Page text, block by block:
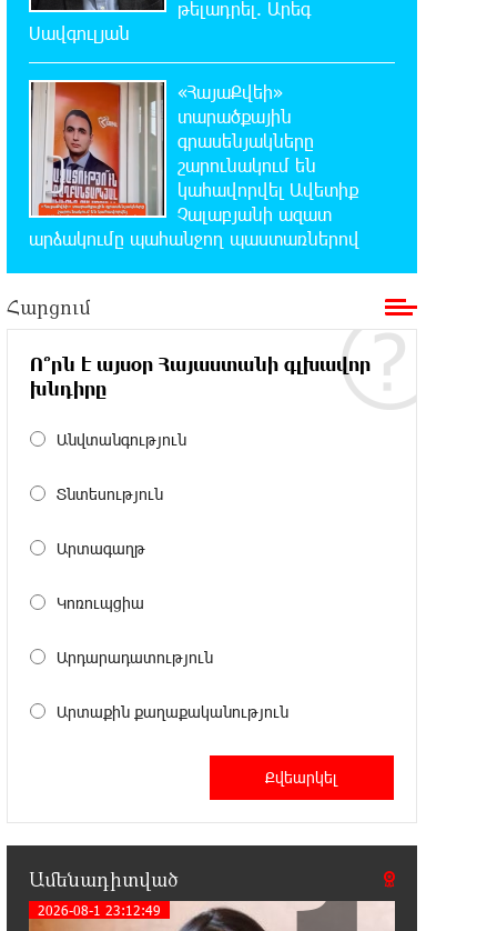
23:41:24 7-08-2026
մաքրման աշխատանքներ
23:22:54 7-08-2026
Իտալական Սիցիլիա կղզում
ժայթքել է Էտնա հրաբուխը
22:59:55 7-08-2026
Պայթյուն՝ Իրանում․ հաղորդվում է
զոհերի ու վիրավորների մասին
22:40:18 7-08-2026
«Ռեալը» հայտարարել է
Դիոմանդեի տրանսֆերի մասին
22:21:15 7-08-2026
Cherokee»-ն և «Toyota Camry»-ն
22:03:58 7-08-2026
օգտագործել Starlink-ը
Երևանում և մարզերում
փորձել ինքնասպան լինել
թելադրել. Արեգ
Սավգուլյան
«ՀայաՔվեի»
տարածքային
գրասենյակները
շարունակում են
կահավորվել Ավետիք
Չալաբյանի ազատ
արձակումը պահանջող պաստառներով
Հարցում
Ո՞րն է այսօր Հայաստանի գլխավոր
խնդիրը
Անվտանգություն
Տնտեսություն
Արտագաղթ
Կոռուպցիա
Արդարադատություն
Արտաքին քաղաքականություն
Ամենադիտված
2026-08-1 23:12:49